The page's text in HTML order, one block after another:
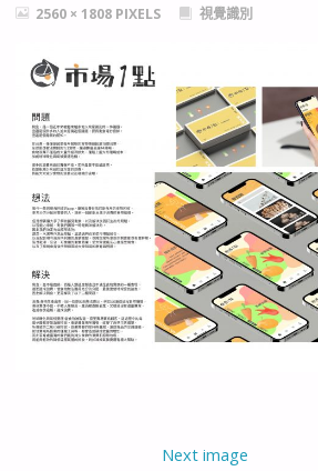
FULL2560 × 1808 PIXELS 視覺識別
Next image